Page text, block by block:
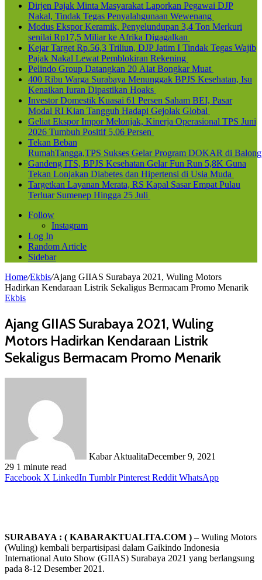
Dirjen Pajak Minta Masyarakat Laporkan Pegawai DJP
Nakal, Tindak Tegas Penyalahgunaan Wewenang
Modus Ekspor Keramik, Penyelundupan 3,4 Ton Merkuri
senilai Rp17,5 Miliar ke Afrika Digagalkan
Kejar Target Rp.56,3 Triliun, DJP Jatim I Tindak Tegas Wajib
Pajak Nakal Lewat Pemblokiran Rekening
Pelindo Group Datangkan 20 Alat Bongkar Muat
400 Ribu Warga Surabaya Menunggak BPJS Kesehatan, Isu
Kenaikan Iuran Dipastikan Hoaks
Investor Domestik Kuasai 61 Persen Saham BEI, Pasar
Modal RI Kian Tangguh Hadapi Gejolak Global
Geliat Ekspor Impor Melonjak, Kinerja Operasional TPS Juni
2026 Tumbuh Positif 5,06 Persen
Tekan Beban
RumahTangga,TPS Sukses Gelar Program DOKAR di
Gandeng ITS, BPJS Kesehatan Gelar Fun Run 5,8K Guna
Tekan Lonjakan Diabetes dan Hipertensi di Usia Muda
Targetkan Layanan Merata, RS Kapal Sasar Empat Pulau
Terluar Sumenep Hingga 25 Juli
Follow
Instagram
Log In
Random Article
Sidebar
Home/Ekbis/Ajang GIIAS Surabaya 2021, Wuling Motors
Hadirkan Kendaraan Listrik Sekaligus Bermacam Promo Menarik
Ekbis
Ajang GIIAS Surabaya 2021, Wuling
Motors Hadirkan Kendaraan Listrik
Sekaligus Bermacam Promo Menarik
Kabar AktualitaDecember 9, 2021
29 1 minute read
Facebook X LinkedIn Tumblr Pinterest Reddit WhatsApp
SURABAYA : ( KABARAKTUALITA.COM ) –Wuling Motors
(Wuling) kembali berpartisipasi dalam Gaikindo Indonesia
International Auto Show (GIIAS) Surabaya 2021 yang berlangsung
pada 8-12 Desember 2021.